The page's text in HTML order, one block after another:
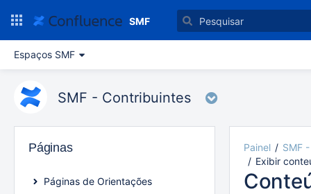
para
principal
assistive.skiplink.to.header.menu
assistive.skiplink.to.action.menu
SMF
Espaços SMF
SMF - Contribuintes
Painel
SMF
Exibir
Páginas
Páginas de Orientações